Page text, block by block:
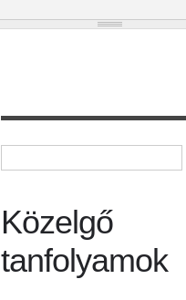
Közelgő
tanfolyamok